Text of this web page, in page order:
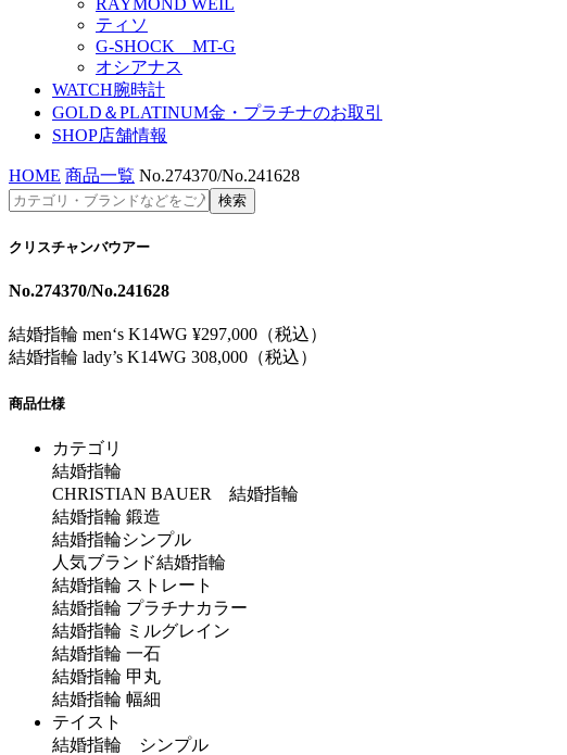
ティソ
G-SHOCK MT-G
オシアナス
WATCH腕時計
GOLD＆PLATINUM金・プラチナのお取引
SHOP店舗情報
HOME 商品一覧 No.274370/No.241628
クリスチャンバウアー
No.274370/No.241628
結婚指輪 men‘s K14WG ¥297,000（税込）
結婚指輪 lady’s K14WG 308,000（税込）
商品仕様
カテゴリ
結婚指輪
CHRISTIAN BAUER 結婚指輪
結婚指輪 鍛造
結婚指輪シンプル
人気ブランド結婚指輪
結婚指輪 ストレート
結婚指輪 プラチナカラー
結婚指輪 ミルグレイン
結婚指輪 一石
結婚指輪 甲丸
結婚指輪 幅細
テイスト
結婚指輪 シンプル